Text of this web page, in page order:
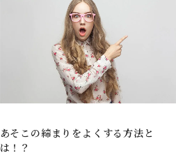
あそこの締まりをよくする方法と
は！？